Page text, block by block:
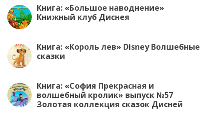
ki
Книга: «Большое наводнение»
Книжный клуб Диснея
Книга: «Король лев» Disney Волшебные
сказки
Книга: «София Прекрасная и
волшебный кролик» выпуск №57
Золотая коллекция сказок Дисней